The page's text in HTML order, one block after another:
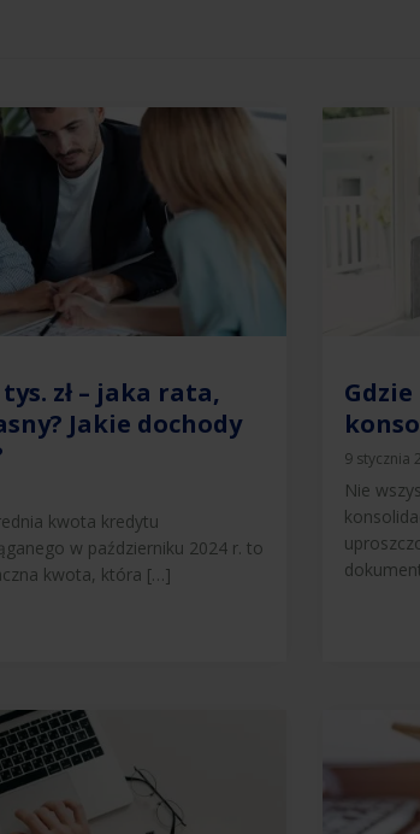
zł – jaka rata,
Jakie dochody
kwota kredytu
w październiku 2024 r. to
kwota, która […]
9 stycznia
Nie